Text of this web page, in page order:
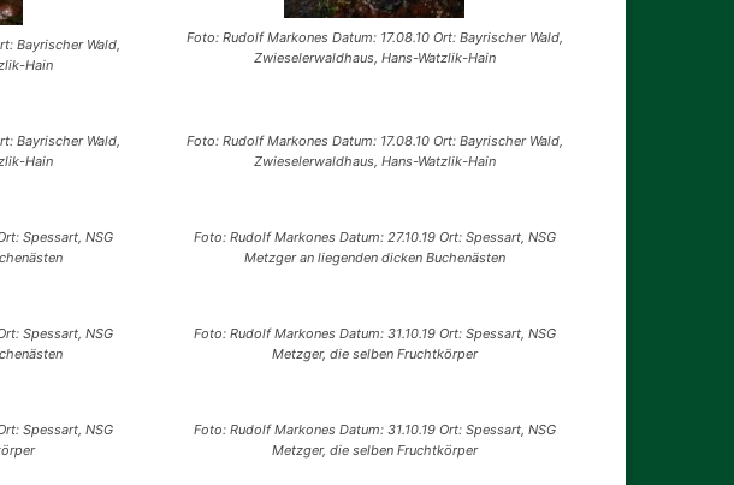
Bayrischer Wald,
Hain
Foto: Rudolf Markones Datum: 17.08.10 Ort: Bayrischer Wald,
Zwieselerwaldhaus, Hans-Watzlik-Hain
Bayrischer Wald,
Hain
Foto: Rudolf Markones Datum: 17.08.10 Ort: Bayrischer Wald,
Zwieselerwaldhaus, Hans-Watzlik-Hain
Spessart, NSG
Foto: Rudolf Markones Datum: 27.10.19 Ort: Spessart, NSG
Metzger an liegenden dicken Buchenästen
Spessart, NSG
Foto: Rudolf Markones Datum: 31.10.19 Ort: Spessart, NSG
Metzger, die selben Fruchtkörper
Spessart, NSG
Foto: Rudolf Markones Datum: 31.10.19 Ort: Spessart, NSG
Metzger, die selben Fruchtkörper